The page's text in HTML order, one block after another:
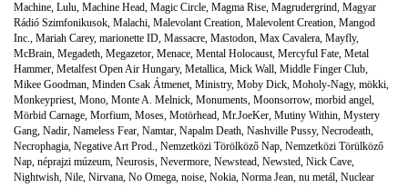
Machine, Lulu, Machine Head, Magic Circle, Magma Rise, Magrudergrind, Magyar
Rádió Szimfonikusok, Malachi, Malevolant Creation, Malevolent Creation, Mangod
Inc., Mariah Carey, marionette ID, Massacre, Mastodon, Max Cavalera, Mayfly,
McBrain, Megadeth, Megazetor, Menace, Mental Holocaust, Mercyful Fate, Metal
Hammer, Metalfest Open Air Hungary, Metallica, Mick Wall, Middle Finger Club,
Mikee Goodman, Minden Csak Átmenet, Ministry, Moby Dick, Moholy-Nagy, mökki,
Monkeypriest, Mono, Monte A. Melnick, Monuments, Moonsorrow, morbid angel,
Mörbid Carnage, Morfium, Moses, Motörhead, Mr.JoeKer, Mutiny Within, Mystery
Gang, Nadir, Nameless Fear, Namtar, Napalm Death, Nashville Pussy, Necrodeath,
Necrophagia, Negative Art Prod., Nemzetközi Törölköző Nap, Nemzetközi Törülköző
Nap, néprajzi múzeum, Neurosis, Nevermore, Newstead, Newsted, Nick Cave,
Nightwish, Nile, Nirvana, No Omega, noise, Nokia, Norma Jean, nu metál, Nuclear